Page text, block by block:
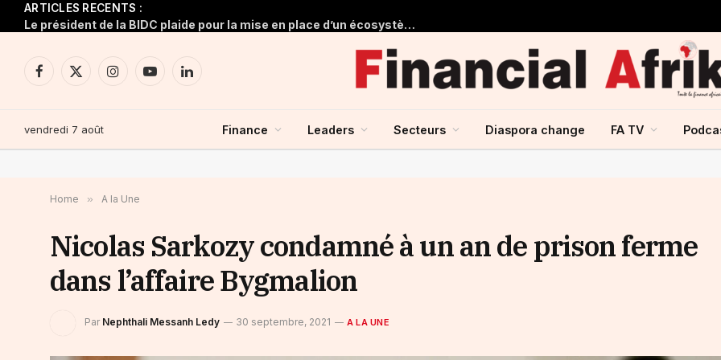
ARTICLES RECENTS :
Le président de la BIDC plaide pour la mise en place d’un écosystème régional porté par l’IA lors de la première conférence sur l’intelligence artificielle dans les secteurs de la santé et de la pharmacie
Facebook
X
InstagramYouTubeLinkedIn
vendredi 7 août Finance Leaders Secteurs Diaspora change FA TV
Home » A la Une
Nicolas Sarkozy condamné à un an de prison ferme
dans l’affaire Bygmalion
Par Nephthali Messanh Ledy 30 septembre, 2021 A LA UNE